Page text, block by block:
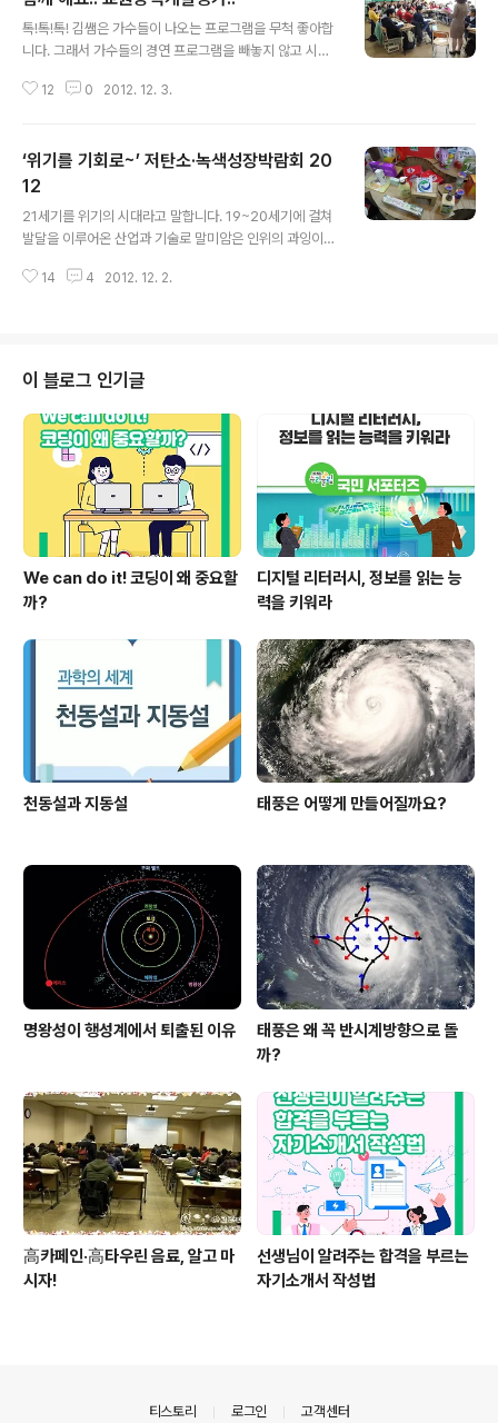
톡!톡!톡! 김쌤은 가수들이 나오는 프로그램을 무척 좋아합
니다. 그래서 가수들의 경연 프로그램을 빼놓지 않고 시청
방청객이나 시청자의 투표에서 좋은 결과를 얻어야 하더군
청하는 시청자들의 직접적인 참여가 프로그램의 인기를 더
욱 상승주는 요인이라고 생각됩니다. 교원능력개발평가도
처음 실행할 때만 해도 그 실시 여부 자체만으로도 찬반 논
쟁이 심했지만, 이제는 더욱 좋은 결과를 위해 노력하는 분
위기가 형성되었습니다. 안양남초등학교에서도 교원능력
개발평가가 시행된 후 처음으로 학부모들의 이해를 돕기
12 0 2012. 12. 3.
‘위기를 기회로~’ 저탄소·녹색성장박람회 20
12
21세기를 위기의 시대라고 말합니다. 19~20세기에 걸쳐
발달을 이루어온 산업과 기술로 말미암은 인위의 과잉이
시대입니다. 굳이 아마존의 눈물, 북극의 눈물 등 다큐멘터
각을 나누는 자리가 열려 찾아가보았습니다. 10월 30일
(화)-11월 2일(금)까지 4일간 코엑스(COEX)에서 저탄소
녹색성장 박람회가 열렸습니다. 저탄소 녹색기술을 적용한
제품 보급을 위한 홍보 부스, 관공서의 녹색 정책 부스, 환
경 관련 시민단체의 체험 부스 등 다양한 볼거리와 체험공
간이 있었습니다. 재활용병과..
14 4 2012. 12. 2.
이 블로그 인기글
We can do it! 코딩이 왜 중요할
까?
디지털 리터러시, 정보를 읽는 능
력을 키워라
천동설과 지동설 태풍은 어떻게 만들어질까요?
명왕성이 행성계에서 퇴출된 이유
태풍은 왜 꼭 반시계방향으로 돌
까?
高카페인·高타우린 음료, 알고 마
시자!
선생님이 알려주는 합격을 부르는
자기소개서 작성법
티스토리 로그인 고객센터